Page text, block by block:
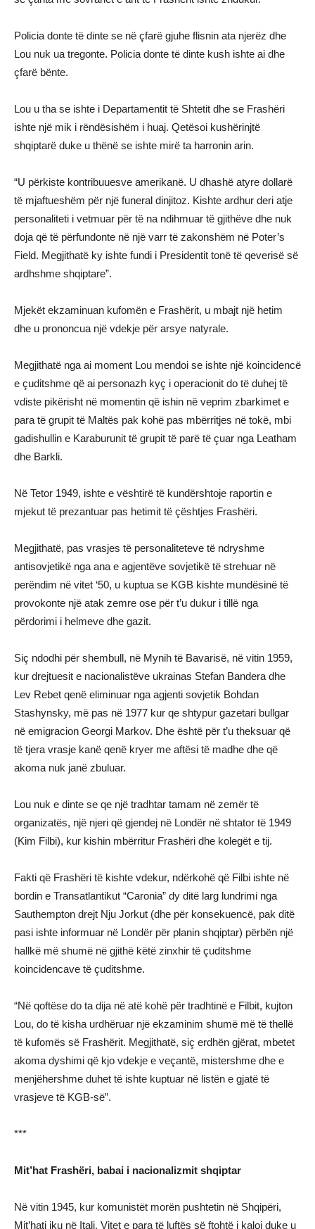
Policia donte të dinte se në çfarë gjuhe flisnin ata njerëz dhe
Lou nuk ua tregonte. Policia donte të dinte kush ishte ai dhe
çfarë bënte.
Lou u tha se ishte i Departamentit të Shtetit dhe se Frashëri
ishte një mik i rëndësishëm i huaj. Qetësoi kushërinjtë
shqiptarë duke u thënë se ishte mirë ta harronin arin.
“U përkiste kontribuuesve amerikanë. U dhashë atyre dollarë
të mjaftueshëm për një funeral dinjitoz. Kishte ardhur deri atje
personaliteti i vetmuar për të na ndihmuar të gjithëve dhe nuk
doja që të përfundonte në një varr të zakonshëm në Poter’s
Field. Megjithatë ky ishte fundi i Presidentit tonë të qeverisë së
ardhshme shqiptare”.
Mjekët ekzaminuan kufomën e Frashërit, u mbajt një hetim
dhe u prononcua një vdekje për arsye natyrale.
Megjithatë nga ai moment Lou mendoi se ishte një koincidencë
e çuditshme që ai personazh kyç i operacionit do të duhej të
vdiste pikërisht në momentin që ishin në veprim zbarkimet e
para të grupit të Maltës pak kohë pas mbërritjes në tokë, mbi
gadishullin e Karaburunit të grupit të parë të çuar nga Leatham
dhe Barkli.
Në Tetor 1949, ishte e vështirë të kundërshtoje raportin e
mjekut të prezantuar pas hetimit të çështjes Frashëri.
Megjithatë, pas vrasjes të personaliteteve të ndryshme
antisovjetikë nga ana e agjentëve sovjetikë të strehuar në
perëndim në vitet ‘50, u kuptua se KGB kishte mundësinë të
provokonte një atak zemre ose për t’u dukur i tillë nga
përdorimi i helmeve dhe gazit.
Siç ndodhi për shembull, në Mynih të Bavarisë, në vitin 1959,
kur drejtuesit e nacionalistëve ukrainas Stefan Bandera dhe
Lev Rebet qenë eliminuar nga agjenti sovjetik Bohdan
Stashynsky, më pas në 1977 kur qe shtypur gazetari bullgar
në emigracion Georgi Markov. Dhe është për t’u theksuar që
të tjera vrasje kanë qenë kryer me aftësi të madhe dhe që
akoma nuk janë zbuluar.
Lou nuk e dinte se qe një tradhtar tamam në zemër të
organizatës, një njeri që gjendej në Londër në shtator të 1949
(Kim Filbi), kur kishin mbërritur Frashëri dhe kolegët e tij.
Fakti që Frashëri të kishte vdekur, ndërkohë që Filbi ishte në
bordin e Transatlantikut “Caronia” dy ditë larg lundrimi nga
Sauthempton drejt Nju Jorkut (dhe për konsekuencë, pak ditë
pasi ishte informuar në Londër për planin shqiptar) përbën një
hallkë më shumë në gjithë këtë zinxhir të çuditshme
koincidencave të çuditshme.
“Në qoftëse do ta dija në atë kohë për tradhtinë e Filbit, kujton
Lou, do të kisha urdhëruar një ekzaminim shumë më të thellë
të kufomës së Frashërit. Megjithatë, siç erdhën gjërat, mbetet
akoma dyshimi që kjo vdekje e veçantë, mistershme dhe e
menjëhershme duhet të ishte kuptuar në listën e gjatë të
vrasjeve të KGB-së”.
***
Mit’hat Frashëri, babai i nacionalizmit shqiptar
Në vitin 1945, kur komunistët morën pushtetin në Shqipëri,
Mit’hati iku në Itali. Vitet e para të luftës së ftohtë i kaloi duke u